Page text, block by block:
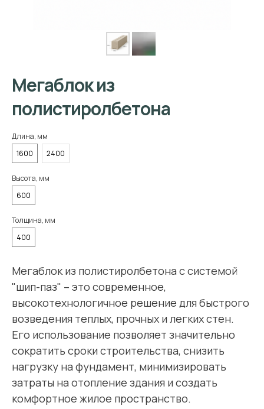
Мегаблок из
полистиролбетона
Длина, мм
1600
2400
Высота, мм
600
Толщина, мм
400
Мегаблок из полистиролбетона с системой
"шип-паз" – это современное,
высокотехнологичное решение для быстрого
возведения теплых, прочных и легких стен.
Его использование позволяет значительно
сократить сроки строительства, снизить
нагрузку на фундамент, минимизировать
затраты на отопление здания и создать
комфортное жилое пространство.